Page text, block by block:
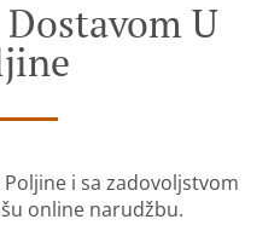
U
i sa zadovoljstvom
online narudžbu.